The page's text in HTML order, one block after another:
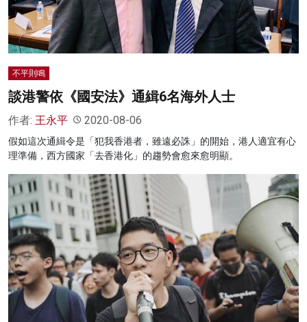
灼見活動
關於我們
不平則鳴
談港警依《國安法》通緝6名海外人士
作者: 王永平 2020-08-06
假如這次通緝令是「犯我香港者，雖遠必誅」的開始，港人適宜有心
理準備，西方國家「去香港化」的趨勢會愈來愈明顯。